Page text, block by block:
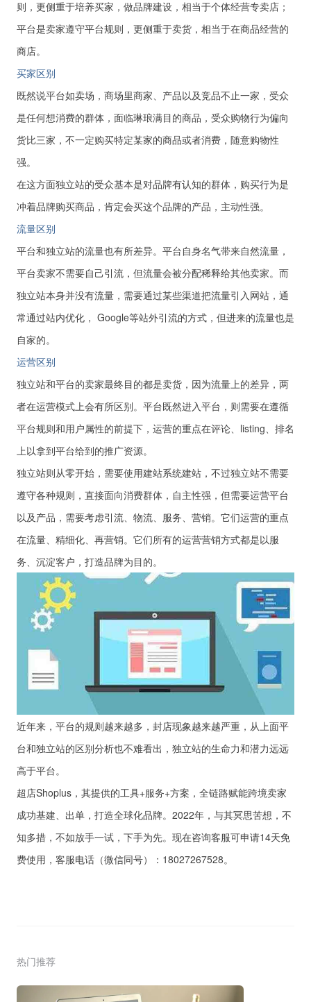
则，更侧重于培养买家，做品牌建设，相当于个体经营专卖店；
平台是卖家遵守平台规则，更侧重于卖货，相当于在商品经营的
商店。
买家区别
既然说平台如卖场，商场里商家、产品以及竞品不止一家，受众
是任何想消费的群体，面临琳琅满目的商品，受众购物行为偏向
货比三家，不一定购买特定某家的商品或者消费，随意购物性
强。
在这方面独立站的受众基本是对品牌有认知的群体，购买行为是
冲着品牌购买商品，肯定会买这个品牌的产品，主动性强。
流量区别
平台和独立站的流量也有所差异。平台自身名气带来自然流量，
平台卖家不需要自己引流，但流量会被分配稀释给其他卖家。而
独立站本身并没有流量，需要通过某些渠道把流量引入网站，通
常通过站内优化， Google等站外引流的方式，但进来的流量也是
自家的。
运营区别
独立站和平台的卖家最终目的都是卖货，因为流量上的差异，两
者在运营模式上会有所区别。平台既然进入平台，则需要在遵循
平台规则和用户属性的前提下，运营的重点在评论、listing、排名
上以拿到平台给到的推广资源。
独立站则从零开始，需要使用建站系统建站，不过独立站不需要
遵守各种规则，直接面向消费群体，自主性强，但需要运营平台
以及产品，需要考虑引流、物流、服务、营销。它们运营的重点
在流量、精细化、再营销。它们所有的运营营销方式都是以服
务、沉淀客户，打造品牌为目的。
近年来，平台的规则越来越多，封店现象越来越严重，从上面平
台和独立站的区别分析也不难看出，独立站的生命力和潜力远远
高于平台。
超店Shoplus，其提供的工具+服务+方案，全链路赋能跨境卖家
成功基建、出单，打造全球化品牌。2022年，与其冥思苦想，不
知多措，不如放手一试，下手为先。现在咨询客服可申请14天免
费使用，客服电话（微信同号）：18027267528。
热门推荐